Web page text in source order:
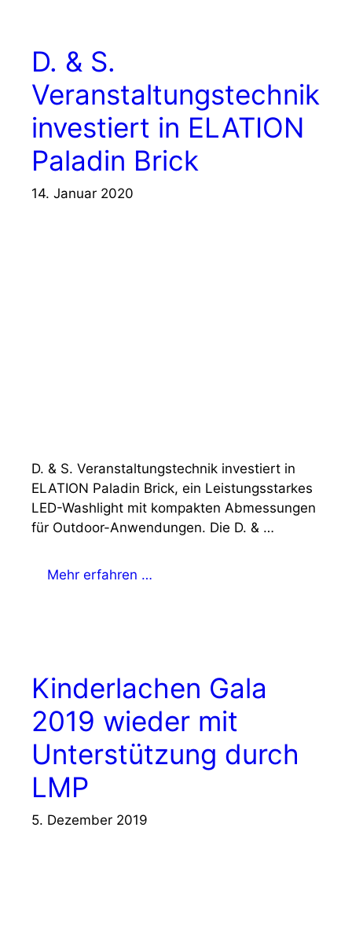
D. & S.
Veranstaltungstechnik
investiert in ELATION
Paladin Brick
14. Januar 2020
D. & S. Veranstaltungstechnik investiert in
ELATION Paladin Brick, ein Leistungsstarkes
LED-Washlight mit kompakten Abmessungen
für Outdoor-Anwendungen. Die D. & …
Mehr erfahren …
Kinderlachen Gala
2019 wieder mit
Unterstützung durch
LMP
5. Dezember 2019